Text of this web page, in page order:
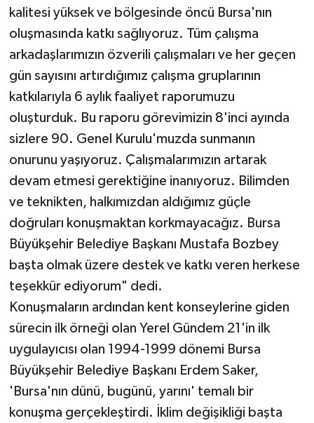
kalitesi yüksek ve bölgesinde öncü Bursa'nın
oluşmasında katkı sağlıyoruz. Tüm çalışma
arkadaşlarımızın özverili çalışmaları ve her geçen
gün sayısını artırdığımız çalışma gruplarının
katkılarıyla 6 aylık faaliyet raporumuzu
oluşturduk. Bu raporu görevimizin 8'inci ayında
sizlere 90. Genel Kurulu'muzda sunmanın
onurunu yaşıyoruz. Çalışmalarımızın artarak
devam etmesi gerektiğine inanıyoruz. Bilimden
ve teknikten, halkımızdan aldığımız güçle
doğruları konuşmaktan korkmayacağız. Bursa
Büyükşehir Belediye Başkanı Mustafa Bozbey
başta olmak üzere destek ve katkı veren herkese
teşekkür ediyorum" dedi.
Konuşmaların ardından kent konseylerine giden
sürecin ilk örneği olan Yerel Gündem 21'in ilk
uygulayıcısı olan 1994-1999 dönemi Bursa
Büyükşehir Belediye Başkanı Erdem Saker,
'Bursa'nın dünü, bugünü, yarını' temalı bir
konuşma gerçekleştirdi. İklim değişikliği başta